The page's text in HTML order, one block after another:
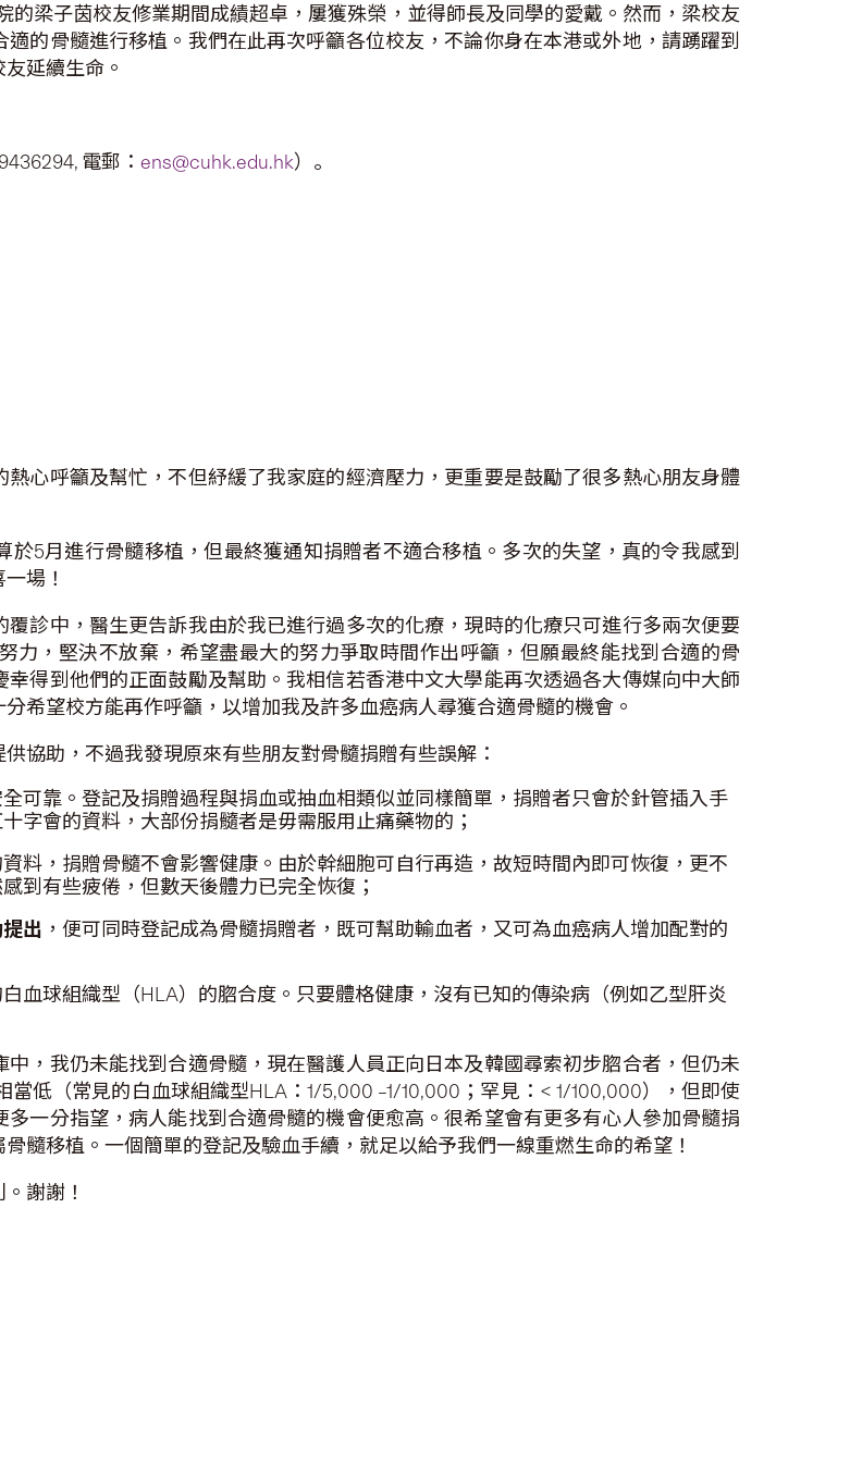
梁子茵校友修業期間成績超卓，屢獲殊榮，並得師長及同學的愛戴。然而，梁校友
的骨髓進行移植。我們在此再次呼籲各位校友，不論你身在本港或外地，請踴躍到
延續生命。
電郵： ens@cuhk.edu.hk）｡
心呼籲及幫忙，不但紓緩了我家庭的經濟壓力，更重要是鼓勵了很多熱心朋友身體
5月進行骨髓移植，但最終獲通知捐贈者不適合移植。多次的失望，真的令我感到
場！
診中，醫生更告訴我由於我已進行過多次的化療，現時的化療只可進行多兩次便要
力，堅決不放棄，希望盡最大的努力爭取時間作出呼籲，但願最終能找到合適的骨
得到他們的正面鼓勵及幫助。我相信若香港中文大學能再次透過各大傳媒向中大師
希望校方能再作呼籲，以增加我及許多血癌病人尋獲合適骨髓的機會。
協助，不過我發現原來有些朋友對骨髓捐贈有些誤解：
可靠。登記及捐贈過程與捐血或抽血相類似並同樣簡單，捐贈者只會於針管插入手
字會的資料，大部份捐髓者是毋需服用止痛藥物的；
料，捐贈骨髓不會影響健康。由於幹細胞可自行再造，故短時間內即可恢復，更不
到有些疲倦，但數天後體力已完全恢復；
出 ，便可同時登記成為骨髓捐贈者，既可幫助輸血者，又可為血癌病人增加配對的
血球組織型（HLA）的脗合度。只要體格健康，沒有已知的傳染病（例如乙型肝炎
，我仍未能找到合適骨髓，現在醫護人員正向日本及韓國尋索初步脗合者，但仍未
低（常見的白血球組織型HLA：1/5,000 –1/10,000；罕見：< 1/100,000），但即使
一分指望，病人能找到合適骨髓的機會便愈高。很希望會有更多有心人參加骨髓捐
髓移植。一個簡單的登記及驗血手續，就足以給予我們一線重燃生命的希望！
謝謝！